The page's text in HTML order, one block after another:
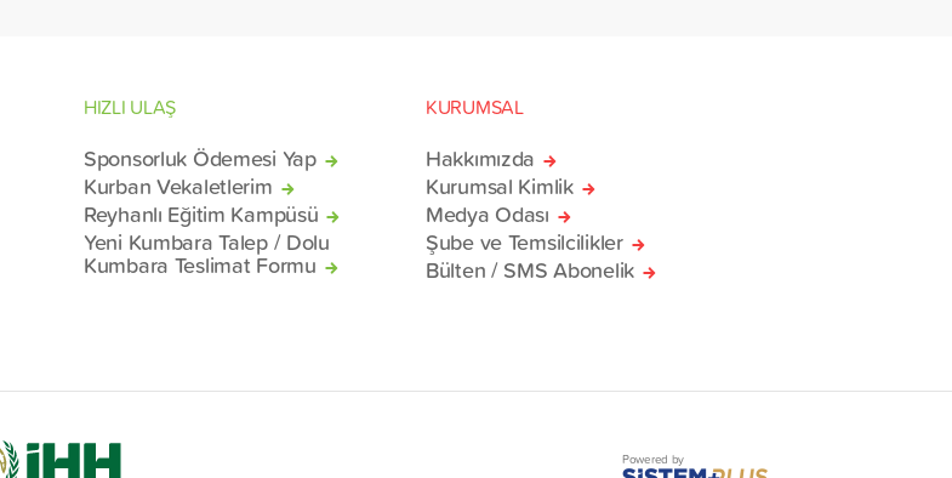
HIZLI ULAŞ
Sponsorluk Ödemesi Yap
Kurban Vekaletlerim
Reyhanlı Eğitim Kampüsü
Yeni Kumbara Talep / Dolu
Kumbara Teslimat Formu
KURUMSAL
Hakkımızda
Kurumsal Kimlik
Medya Odası
Şube ve Temsilcilikler
Bülten / SMS Abonelik
Powered by